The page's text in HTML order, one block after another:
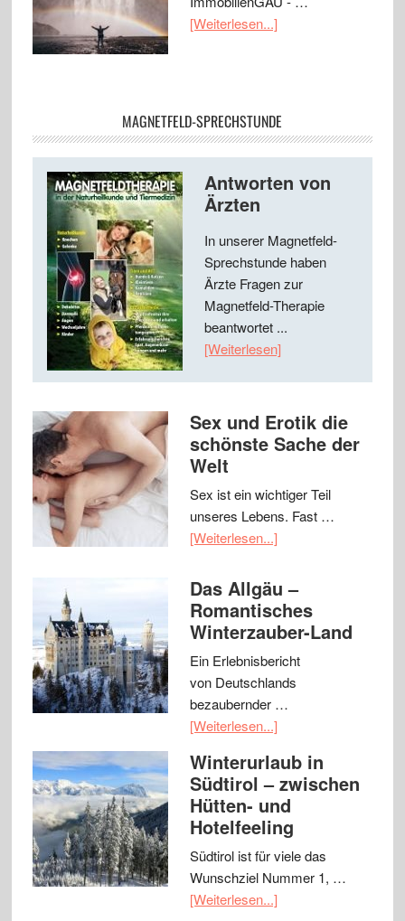
[Weiterlesen...]
MAGNETFELD-SPRECHSTUNDE
Antworten von
Ärzten
In unserer Magnetfeld-
Sprechstunde haben
Ärzte Fragen zur
Magnetfeld-Therapie
beantwortet ...
[Weiterlesen]
Sex und Erotik die
schönste Sache der
Welt
Sex ist ein wichtiger Teil
unseres Lebens. Fast …
[Weiterlesen...]
Das Allgäu –
Romantisches
Winterzauber-Land
Ein Erlebnisbericht
von Deutschlands
bezaubernder …
[Weiterlesen...]
Winterurlaub in
Südtirol – zwischen
Hütten- und
Hotelfeeling
Südtirol ist für viele das
Wunschziel Nummer 1, …
[Weiterlesen...]